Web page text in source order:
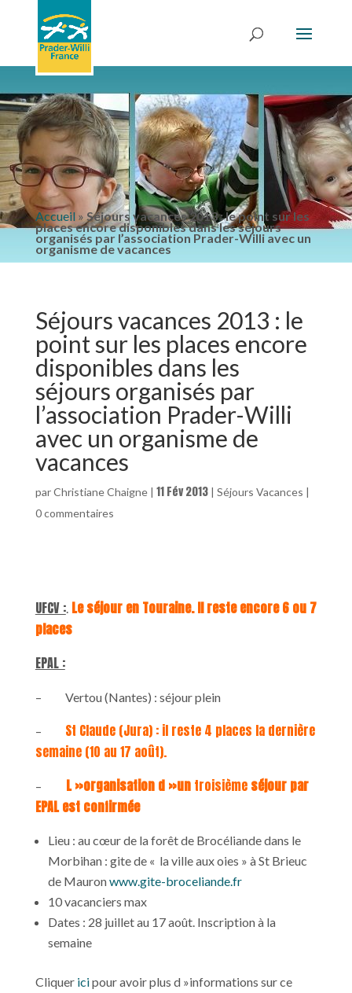
Accueil» Séjours vacances 2013 : le point sur les
places encore disponibles dans les séjours
organisés par l’association Prader-Willi avec un
organisme de vacances
Séjours vacances 2013 : le
point sur les places encore
disponibles dans les
séjours organisés par
l’association Prader-Willi
avec un organisme de
vacances
parChristiane Chaigne| 11 Fév 2013| Séjours Vacances |
0 commentaires
UFCV :.Le séjour en Touraine. Il reste encore 6 ou 7
places
EPAL :
– Vertou (Nantes) : séjour plein
– St Claude (Jura) : il reste 4 places la dernière
semaine (10 au 17 août).
– L »organisation d »un troisième séjour par
EPAL est confirmée
Lieu : au cœur de la forêt de Brocéliande dans le
Morbihan : gite de « la ville aux oies » à St Brieuc
de Mauronwww.gite-broceliande.fr
10 vacanciers max
Dates : 28 juillet au 17 août. Inscription à la
semaine
Cliquer icipour avoir plus d »informations sur ce